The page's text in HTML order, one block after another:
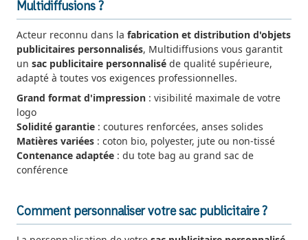
Multidiffusions ?
Acteur reconnu dans la fabrication et distribution d'objets
publicitaires personnalisés, Multidiffusions vous garantit
un sac publicitaire personnalisé de qualité supérieure,
adapté à toutes vos exigences professionnelles.
Grand format d'impression : visibilité maximale de votre
logo
Solidité garantie : coutures renforcées, anses solides
Matières variées : coton bio, polyester, jute ou non-tissé
Contenance adaptée : du tote bag au grand sac de
conférence
Comment personnaliser votre sac publicitaire ?